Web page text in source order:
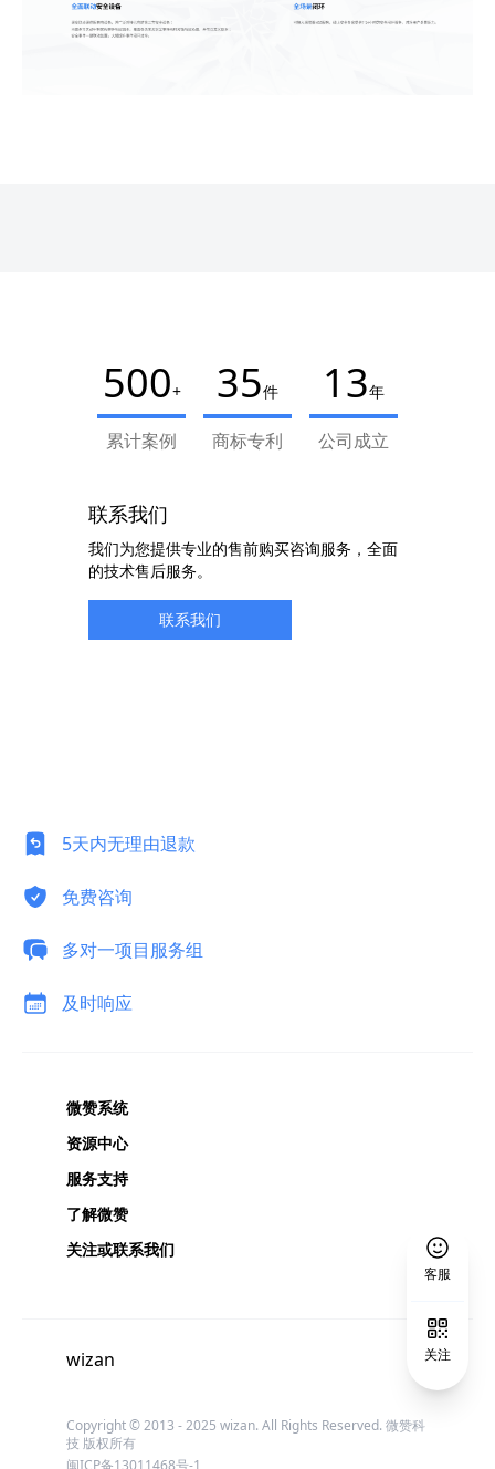
500+
累计案例
35件
商标专利
13年
公司成立
联系我们
我们为您提供专业的售前购买咨询服务，全面
的技术售后服务。
联系我们
5天内无理由退款
免费咨询
多对一项目服务组
及时响应
微赞系统
资源中心
服务支持
了解微赞
关注或联系我们
wizan
Copyright © 2013 - 2025 wizan. All Rights Reserved. 微赞科
技 版权所有
闽ICP备13011468号-1
客服
关注